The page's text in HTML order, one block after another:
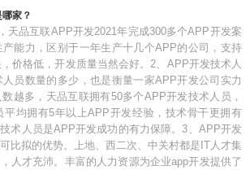
家？
天品互联APP开发2021年完成300多个APP开发案
能力，区别于一年生产十几个APP的公司，支持
价格低，开发质量当然会好。2、APP开发技术人
员数量的多少，也是衡量一家APP开发公司实力
越多，天品互联拥有50多个APP开发技术人员，
平均拥有5年以上APP开发经验，技术骨干更拥有
术人员是APP开发成功的有力保障。3、APP开发
比拟的优势。上地、西二次、中关村都是IT人才集
人才充沛。丰富的人力资源为企业app开发提供了